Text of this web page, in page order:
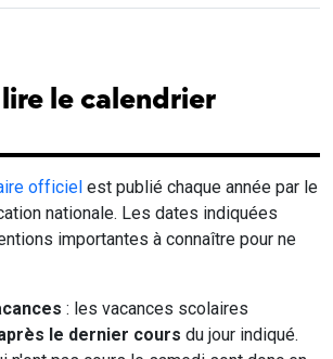
le calendrier
officiel est publié chaque année par le
nationale. Les dates indiquées
importantes à connaître pour ne
: les vacances scolaires
le dernier cours du jour indiqué.